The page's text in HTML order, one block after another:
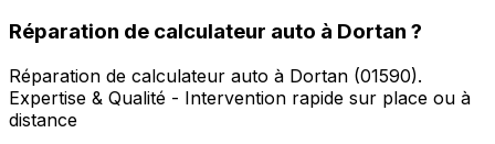
Réparation de calculateur auto à Dortan ?
Réparation de calculateur auto à Dortan (01590).
Expertise & Qualité - Intervention rapide sur place ou à
distance